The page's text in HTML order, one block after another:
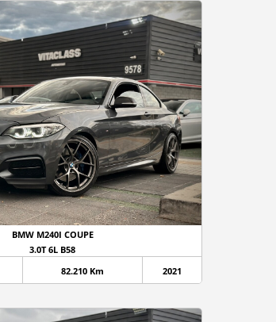
BMW M240I COUPE
3.0T 6L B58
82.210 Km 2021